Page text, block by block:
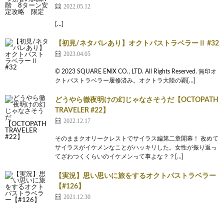
2022.05.12
[…]
【初見/ネタバレあり】オクトパストラベラーⅡ #32
2023.04.05
© 2023 SQUARE ENIX CO., LTD. All Rights Reserved. 無印オ
クトパストラベラー履修済み。オクトラ大陸の覇[…]
どうやら徹夜明けの幻じゃなさそうだ【OCTOPATH
TRAVELER #22】
2022.12.17
そのままクオリークレストでサイラス編第二章開幕！ 改めて
サイラスがイケメンなことがハッキリした。女性が振り返っ
てざわつくくらいのイケメンって事よな？？[…]
【実況】思い思いに旅をするオクトパストラベラー
【#126】
2021.12.30